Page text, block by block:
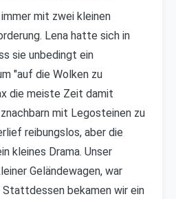
mit zwei kleinen
Lena hatte sich in
sie unbedingt ein
"auf die Wolken zu
die meiste Zeit damit
mit Legosteinen zu
reibungslos, aber die
kleines Drama. Unser
Geländewagen, war
bekamen wir ein